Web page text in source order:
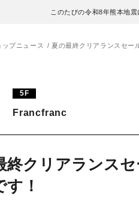
このたびの令和8年熊本地
ス
ップニュース 夏の最終クリアランスセー
5F
Francfranc
終クリアランスセ
す！